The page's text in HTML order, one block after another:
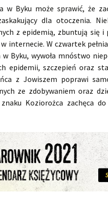
w Byku może sprawić, że
dla otoczenia.
z epidemią, zbuntują się i
internecie. W czwartek
Byku, wywoła mnóstwo
epidemii, szczepień oraz
z Jowiszem poprawi
ze zdobywaniem oraz
Koziorożca zachęca